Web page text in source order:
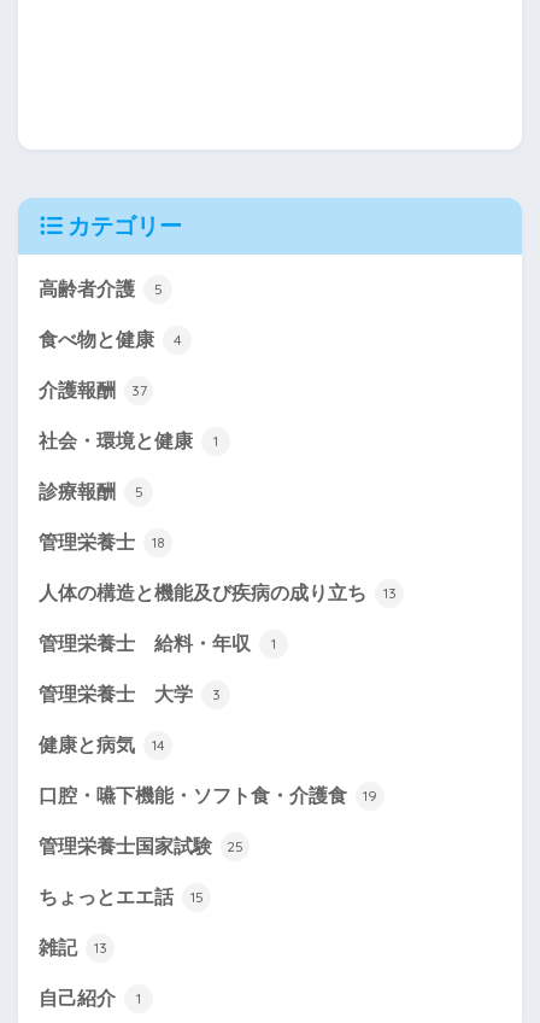
カテゴリー
高齢者介護 5
食べ物と健康 4
介護報酬 37
社会・環境と健康 1
診療報酬 5
管理栄養士 18
人体の構造と機能及び疾病の成り立ち 13
管理栄養士 給料・年収 1
管理栄養士 大学 3
健康と病気 14
口腔・嚥下機能・ソフト食・介護食 19
管理栄養士国家試験 25
ちょっとエエ話 15
雑記 13
自己紹介 1